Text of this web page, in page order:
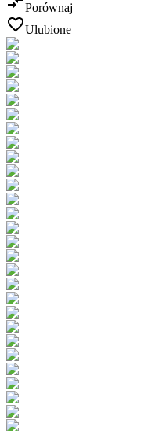
Porównaj
Ulubione